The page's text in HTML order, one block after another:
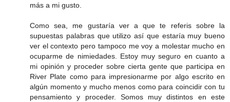
más a mi gusto.
Como sea, me gustaría ver a que te referis sobre la
supuestas palabras que utilizo así que estaría muy bueno
ver el contexto pero tampoco me voy a molestar mucho en
ocuparme de nimiedades. Estoy muy seguro en cuanto a
mi opinión y proceder sobre cierta gente que participa en
River Plate como para impresionarme por algo escrito en
algún momento y mucho menos como para coincidir con tu
pensamiento y proceder. Somos muy distintos en este